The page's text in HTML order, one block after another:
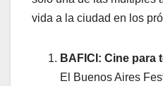
vida a la ciudad en los
BAFICI: Cine para
El Buenos Aires